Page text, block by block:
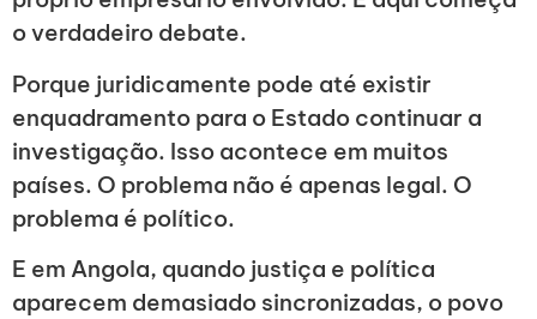
o verdadeiro debate.
Porque juridicamente pode até existir
enquadramento para o Estado continuar a
investigação. Isso acontece em muitos
países. O problema não é apenas legal. O
problema é político.
E em Angola, quando justiça e política
aparecem demasiado sincronizadas, o povo